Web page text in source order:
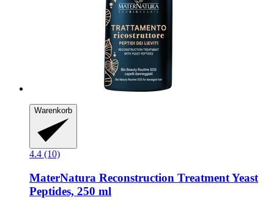
Warenkorb
4.4 (10)
MaterNatura Reconstruction Treatment Yeast
Peptides, 250 ml